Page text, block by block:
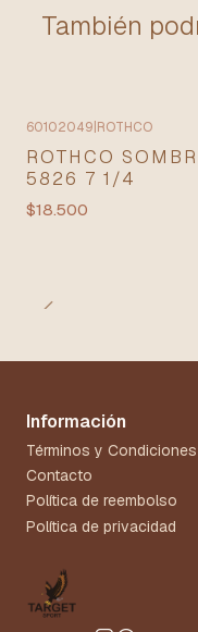
También
60102049 ROTHCO
ROTHCO
5826 7 1/4
$18.500
Información
Términos y Condiciones
Contacto
Política de reembolso
Política de privacidad